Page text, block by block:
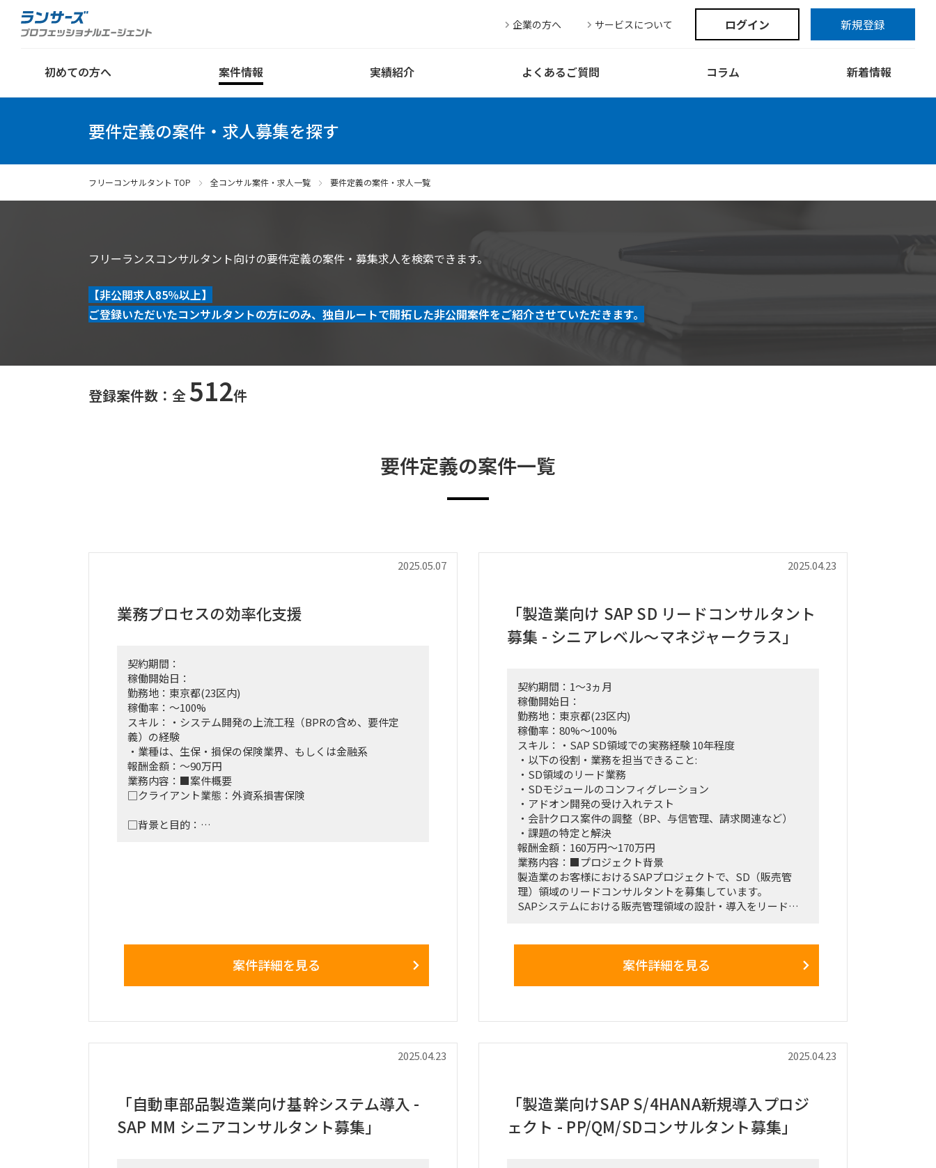
初めての方へ 案件情報 実績紹介 よくあるご質問 コラム 新着情報
企業の方へ サービスについて ログイン 新規登録
要件定義の案件・求人募集を探す
フリーコンサルタント TOP 全コンサル案件・求人一覧 要件定義の案件・求人一覧
フリーランスコンサルタント向けの要件定義の案件・募集求人を検索できます。
【非公開求人85％以上】
ご登録いただいたコンサルタントの方にのみ、独自ルートで開拓した非公開案件をご紹介させていただきます。
登録案件数：全512件
要件定義の案件一覧
2025.05.07
業務プロセスの効率化支援
契約期間：
稼働開始日：
勤務地：東京都(23区内)
稼働率：～100%
スキル：・システム開発の上流工程（BPRの含め、要件定
義）の経験
・業種は、生保・損保の保険業界、もしくは金融系
報酬金額：～90万円
業務内容：■案件概要
□クライアント業態：外資系損害保険
□背景と目的：
いきたい。
可視化、手順化、引受判断基準の標準化→属人化解消、効率
はない（在宅と出勤）。長崎への出張（常駐ではない）があ
案件詳細を見る
2025.04.23
「製造業向け SAP SD リードコンサルタント
募集 - シニアレベル〜マネジャークラス」
契約期間：1～3ヵ月
稼働開始日：
勤務地：東京都(23区内)
稼働率：80%～100%
スキル：・SAP SD領域での実務経験 10年程度
・以下の役割・業務を担当できること:
・SD領域のリード業務
・SDモジュールのコンフィグレーション
・アドオン開発の受け入れテスト
・会計クロス案件の調整（BP、与信管理、請求関連など）
・課題の特定と解決
報酬金額：160万円～170万円
業務内容：■プロジェクト背景
製造業のお客様におけるSAPプロジェクトで、SD（販売管
理）領域のリードコンサルタントを募集しています。
SAPシステムにおける販売管理領域の設計・導入をリード
SD領域における設計・開発・テストのリード
定
SD関連の課題解決とステークホルダーとの調整
案件詳細を見る
2025.04.23
「自動車部品製造業向け基幹システム導入 -
SAP MM シニアコンサルタント募集」
2025.04.23
「製造業向けSAP S/4HANA新規導入プロジ
ェクト - PP/QM/SDコンサルタント募集」